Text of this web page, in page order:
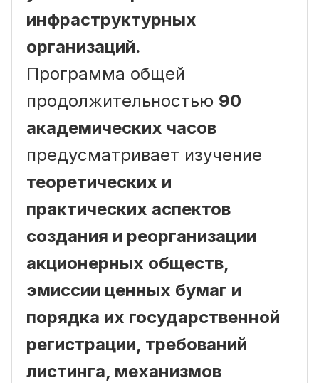
инфраструктурных
организаций.
Программа общей
продолжительностью 90
академических часов
предусматривает изучение
теоретических и
практических аспектов
создания и реорганизации
акционерных обществ,
эмиссии ценных бумаг и
порядка их государственной
регистрации, требований
листинга, механизмов